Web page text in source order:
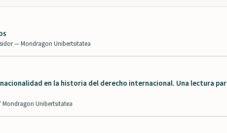
—Mondragon Unibertsitatea
en la historia del derecho internacional. Una lectura
Mondragon Unibertsitatea